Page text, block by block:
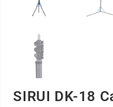
SIRUI DK-18